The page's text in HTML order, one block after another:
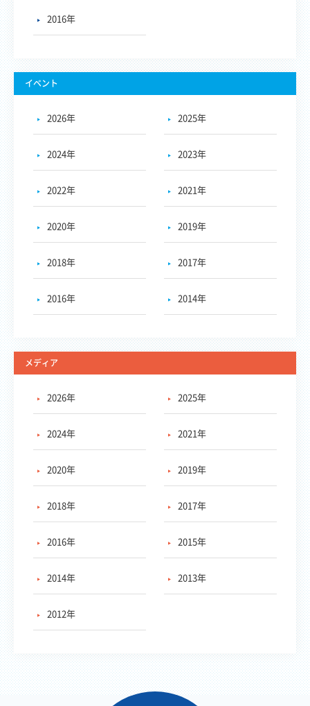
2016年
イベント
2026年 2025年
2024年 2023年
2022年 2021年
2020年 2019年
2018年 2017年
2016年 2014年
メディア
2026年 2025年
2024年 2021年
2020年 2019年
2018年 2017年
2016年 2015年
2014年 2013年
2012年